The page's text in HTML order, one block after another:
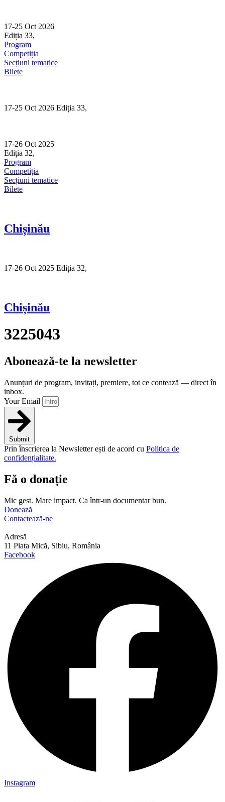
content
17-25 Oct 2026
Ediția 33,
Program
Competiția
Secțiuni tematice
Bilete
17-25 Oct 2026 Ediția 33,
17-26 Oct 2025
Ediția 32,
Program
Competiția
Secțiuni tematice
Bilete
Chișinău
17-26 Oct 2025 Ediția 32,
Chișinău
3225043
Abonează-te la newsletter
Anunțuri de program, invitați, premiere, tot ce contează — direct în
inbox.
Your Email
Submit
Prin înscrierea la Newsletter ești de acord cu Politica de
confidențialitate.
Fă o donație
Mic gest. Mare impact. Ca într-un documentar bun.
Donează
Contactează-ne
Adresă
11 Piața Mică, Sibiu, România
Facebook
Instagram